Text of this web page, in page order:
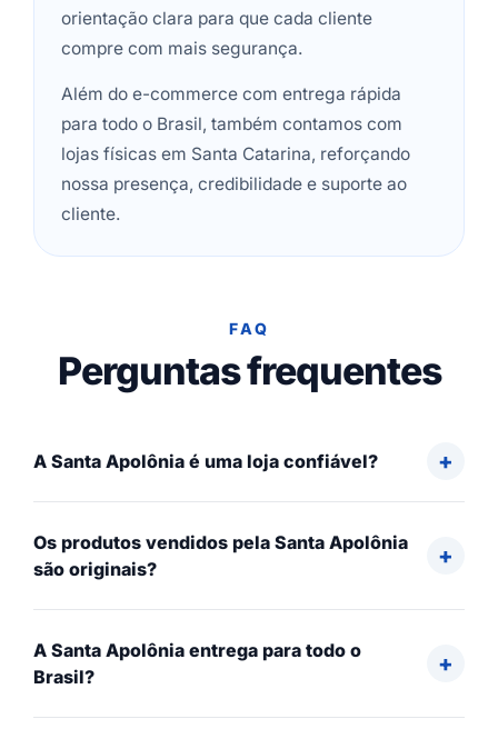
orientação clara para que cada cliente
compre com mais segurança.
Além do e-commerce com entrega rápida
para todo o Brasil, também contamos com
lojas físicas em Santa Catarina, reforçando
nossa presença, credibilidade e suporte ao
cliente.
FAQ
Perguntas frequentes
A Santa Apolônia é uma loja confiável?
Os produtos vendidos pela Santa Apolônia
são originais?
A Santa Apolônia entrega para todo o
Brasil?